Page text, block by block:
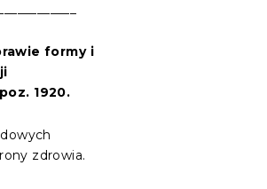
formy i
1920.
zdrowia.